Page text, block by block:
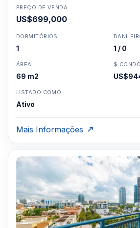
PREÇO DE VENDA
US$699,000
DORMITÓRIOS
1 1 / 0
ÁREA
69 m2
$
LISTADO COMO
Ativo
Mais Informações